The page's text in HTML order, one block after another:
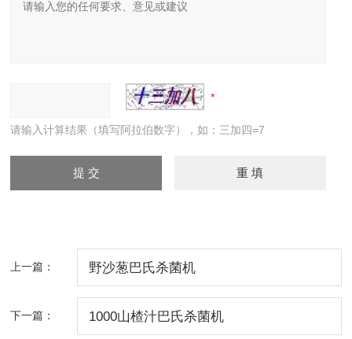
请输入计算结果（填写阿拉伯数字），如：三加四=7
上一篇： 野沙葱巴氏杀菌机
下一篇： 1000山楂汁巴氏杀菌机